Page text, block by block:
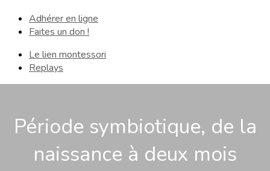
Adhérer en ligne
Faites un don !
Le lien montessori
Replays
Période symbiotique, de la
naissance à deux mois